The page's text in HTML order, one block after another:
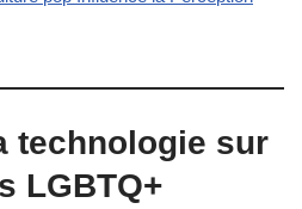
technologie sur
LGBTQ+